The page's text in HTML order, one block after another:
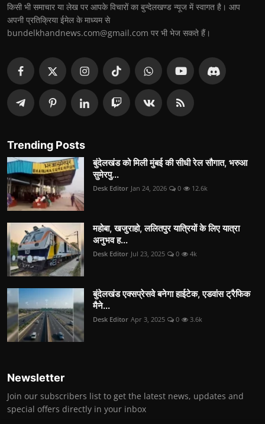
किसी भी समाचार या लेख पर आपके विचारों का बुन्देलखण्ड न्यूज में स्वागत है। आप
अपनी प्रतिक्रिया ईमेल के माध्यम से
bundelkhandnews.com@gmail.com पर भी भेज सकते हैं।
Trending Posts
बुंदेलखंड को मिली मुंबई की सीधी रेल सौगात, भरुआ
सुमेरपु...
Desk Editor Jan 24, 2026 0 12.6k
महोबा, खजुराहो, ललितपुर यात्रियों के लिए यात्रा
अनुभव ह...
Desk Editor Jul 23, 2025 0 4k
बुंदेलखंड एक्सप्रेसवे बनेगा हाईटेक, एडवांस ट्रैफिक
मैने...
Desk Editor Apr 3, 2025 0 3.6k
Newsletter
Join our subscribers list to get the latest news, updates and
special offers directly in your inbox